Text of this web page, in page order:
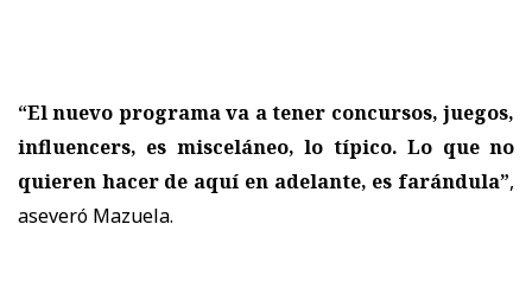
“El nuevo programa va a tener concursos, juegos,
influencers, es misceláneo, lo típico. Lo que no
quieren hacer de aquí en adelante, es farándula”,
aseveró Mazuela.